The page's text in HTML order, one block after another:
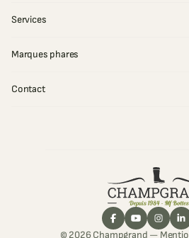
Services
Marques phares
Contact
© 2026 Champgrand —